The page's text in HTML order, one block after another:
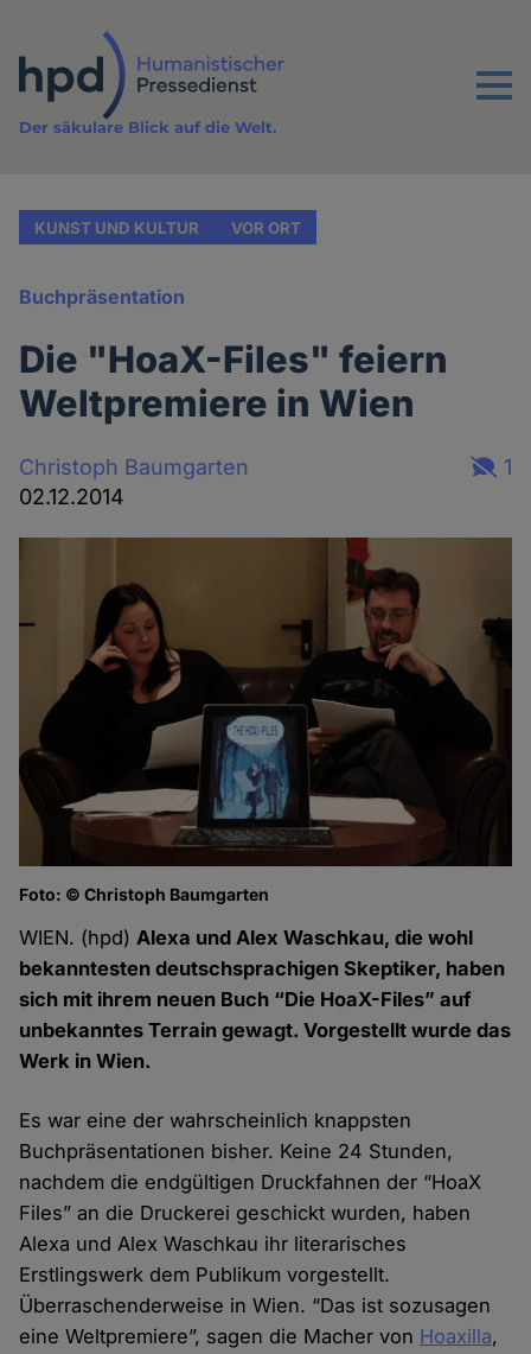
Inhalt
Menu
Der säkulare Blick auf die Welt.
KUNST UND KULTUR VOR ORT
Buchpräsentation
Die "HoaX-Files" feiern
Weltpremiere in Wien
Christoph Baumgarten
02.12.2014
1
Foto: © Christoph Baumgarten
WIEN. (hpd)Alexa und Alex Waschkau, die wohl
bekanntesten deutschsprachigen Skeptiker, haben
sich mit ihrem neuen Buch “Die HoaX-Files” auf
unbekanntes Terrain gewagt. Vorgestellt wurde das
Werk in Wien.
Es war eine der wahrscheinlich knappsten
Buchpräsentationen bisher. Keine 24 Stunden,
nachdem die endgültigen Druckfahnen der “HoaX
Files” an die Druckerei geschickt wurden, haben
Alexa und Alex Waschkau ihr literarisches
Erstlingswerk dem Publikum vorgestellt.
Überraschenderweise in Wien. “Das ist sozusagen
eine Weltpremiere”, sagen die Macher von Hoaxilla,